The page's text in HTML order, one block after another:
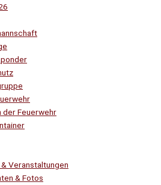
der Feuerwehr
Veranstaltungen
& Fotos